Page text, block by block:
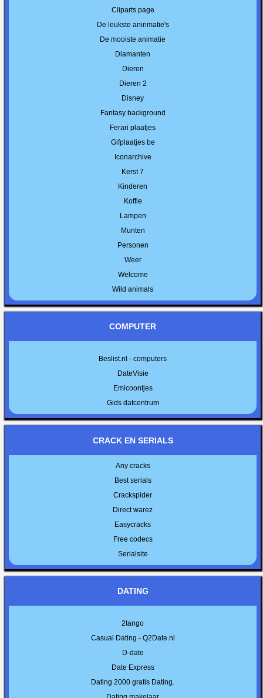
Cliparts page
De leukste aninmatie's
De mooiste animatie
Diamanten
Dieren
Dieren 2
Disney
Fantasy background
Ferari plaatjes
Gifplaatjes be
Iconarchive
Kerst 7
Kinderen
Koffie
Lampen
Munten
Personen
Weer
Welcome
Wild animals
COMPUTER
Beslist.nl - computers
DateVisie
Emicoontjes
Gids datcentrum
CRACK EN SERIALS
Any cracks
Best serials
Crackspider
Direct warez
Easycracks
Free codecs
Serialsite
DATING
2tango
Casual Dating - Q2Date.nl
D-date
Date Express
Dating 2000 gratis Dating.